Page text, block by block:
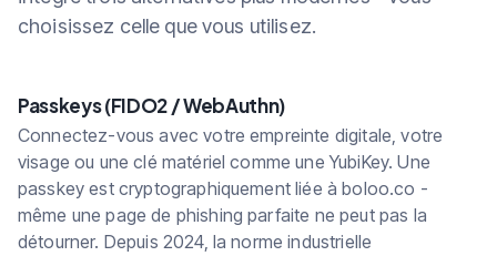
choisissez celle que vous utilisez.
Passkeys (FIDO2 / WebAuthn)
Connectez-vous avec votre empreinte digitale, votre
visage ou une clé matériel comme une YubiKey. Une
passkey est cryptographiquement liée à boloo.co -
même une page de phishing parfaite ne peut pas la
détourner. Depuis 2024, la norme industrielle